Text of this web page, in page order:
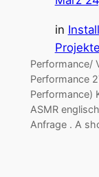
in
Projekte
Performance/
Performance
Performance)
ASMR
Anfrage . A